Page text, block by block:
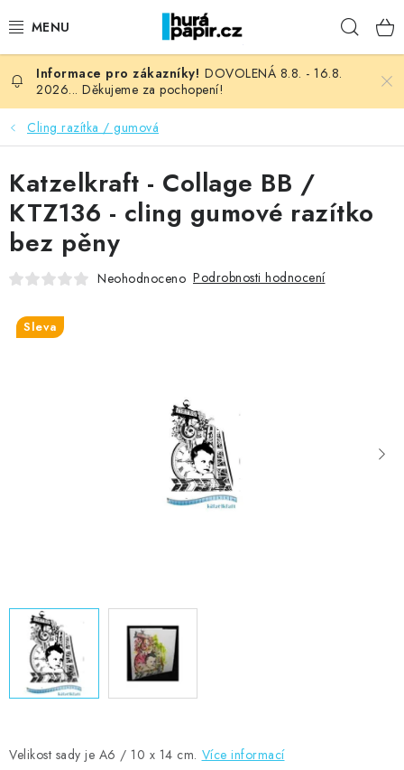
na
NOVINKY
HURÁ DÍLNA
VŠECHNO ZBOŽÍ
KNIHAŘSKÝ MATERIÁL
OBLÍBENÉ ♥️
Moje objednávka
DOVOLENÁ 8.8. - 16.8.
2026... Děkujeme za pochopení!
Cling razítka / gumová
Velikost sady je A6 / 10 x 14 cm. Více informací
Katzelkraft - Collage BB /
KTZ136 - cling gumové razítko
bez pěny
Neohodnoceno Podrobnosti hodnocení
Sleva